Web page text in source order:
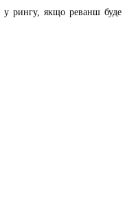
у рингу, якщо реванш буде